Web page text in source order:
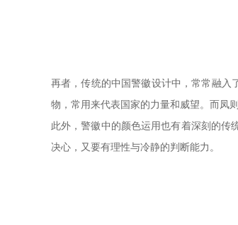
再者，传统的中国警徽设计中，常常融入
物，常用来代表国家的力量和威望。而凤
此外，警徽中的颜色运用也有着深刻的传
决心，又要有理性与冷静的判断能力。